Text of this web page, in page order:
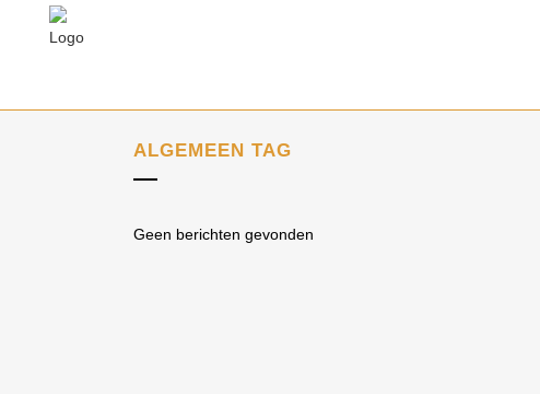
ALGEMEEN TAG
Geen berichten gevonden